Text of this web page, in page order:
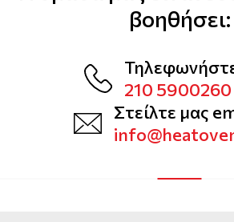
βοηθήσει:
210 5900260
Στείλτε μας